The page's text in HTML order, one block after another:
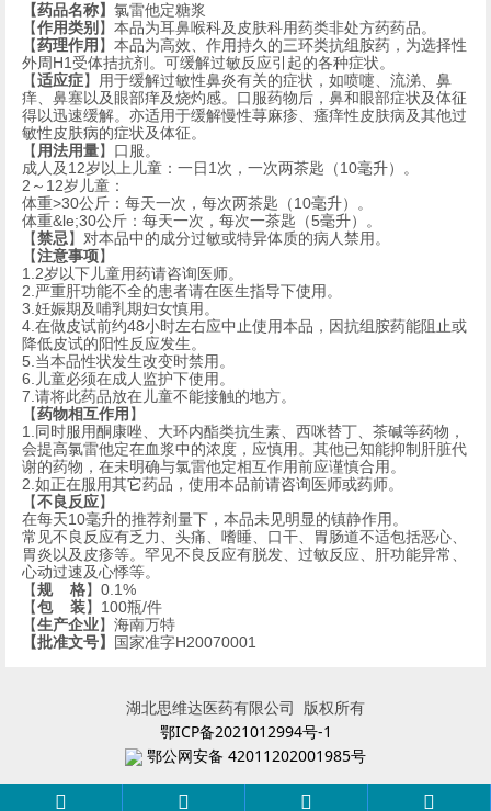
【药品名称】 氯雷他定糖浆
【作用类别 】本品为耳鼻喉科及皮肤科用药类非处方药药品。
【药理作用 】本品为高效、作用持久的三环类抗组胺药，为选择性
外周H1受体拮抗剂。可缓解过敏反应引起的各种症状。
【适应症】用于缓解过敏性鼻炎有关的症状，如喷嚏、流涕、鼻
痒、鼻塞以及眼部痒及烧灼感。口服药物后，鼻和眼部症状及体征
得以迅速缓解。亦适用于缓解慢性荨麻疹、瘙痒性皮肤病及其他过
敏性皮肤病的症状及体征。
【用法用量】口服。
成人及12岁以上儿童：一日1次，一次两茶匙（10毫升）。
2 ～ 12岁儿童：
体重>30公斤：每天一次，每次两茶匙（10毫升）。
体重&le;30公斤：每天一次，每次一茶匙（5毫升）。
【禁忌】对本品中的成分过敏或特异体质的病人禁用。
【注意事项】
1.2岁以下儿童用药请咨询医师。
2.严重肝功能不全的患者请在医生指导下使用。
3.妊娠期及哺乳期妇女慎用。
4.在做皮试前约48小时左右应中止使用本品，因抗组胺药能阻止或
降低皮试的阳性反应发生。
5.当本品性状发生改变时禁用。
6.儿童必须在成人监护下使用。
7.请将此药品放在儿童不能接触的地方。
【药物相互作用 】
1.同时服用酮康唑、大环内酯类抗生素、西咪替丁、茶碱等药物，
会提高氯雷他定在血浆中的浓度，应慎用。其他已知能抑制肝脏代
谢的药物，在未明确与氯雷他定相互作用前应谨慎合用。
2.如正在服用其它药品，使用本品前请咨询医师或药师。
【不良反应】
在每天10毫升的推荐剂量下，本品未见明显的镇静作用。
常见不良反应有乏力、头痛、嗜睡、口干、胃肠道不适包括恶心、
胃炎以及皮疹等。罕见不良反应有脱发、过敏反应、肝功能异常、
心动过速及心悸等。
【规 格】 0.1%
【包 装】 100瓶/件
【生产企业】海南万特
【批准文号】
国家准字H20070001
湖北思维达医药有限公司 版权所有
鄂ICP备2021012994号-1
鄂公网安备 42011202001985号